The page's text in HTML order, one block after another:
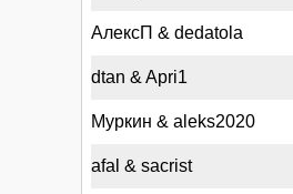
АлексП & dedatola
dtan & Apri1
Муркин & aleks2020
afal & sacrist